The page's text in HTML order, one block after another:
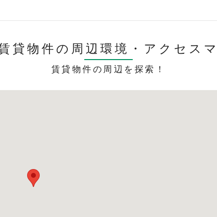
貸物件の周辺環境・ アクセス
賃貸物件の周辺を探索！